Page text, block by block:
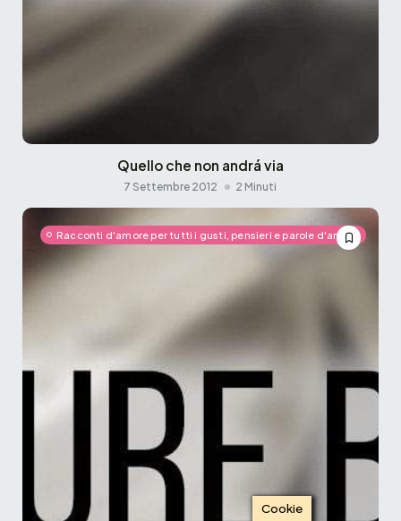
Quello che non andrá via
7 Settembre 2012 2 Minuti
Racconti d'amore per tutti i gusti, pensieri e parole d'amore
Cookie